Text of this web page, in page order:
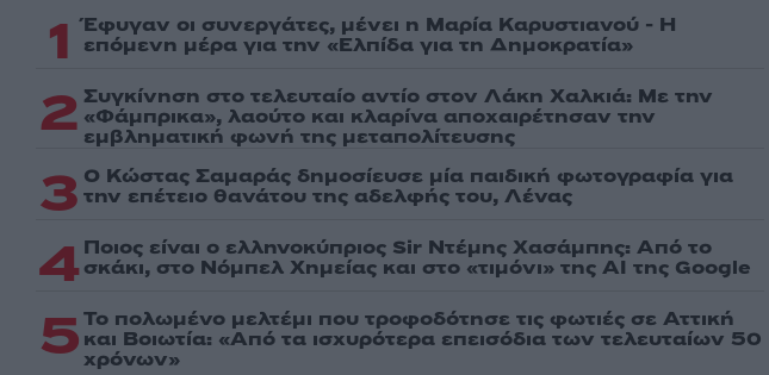
1 Έφυγαν οι συνεργάτες, μένει η Μαρία Καρυστιανού - Η
επόμενη μέρα για την «Ελπίδα για τη Δημοκρατία»
2 Συγκίνηση στο τελευταίο αντίο στον Λάκη Χαλκιά: Με την
«Φάμπρικα», λαούτο και κλαρίνα αποχαιρέτησαν την
εμβληματική φωνή της μεταπολίτευσης
3 Ο Κώστας Σαμαράς δημοσίευσε μία παιδική φωτογραφία για
την επέτειο θανάτου της αδελφής του, Λένας
4 Ποιος είναι ο ελληνοκύπριος Sir Ντέμης Χασάμπης: Από το
σκάκι, στο Νόμπελ Χημείας και στο «τιμόνι» της AI της Google
5Το πολωμένο μελτέμι που τροφοδότησε τις φωτιές σε Αττική
και Βοιωτία: «Από τα ισχυρότερα επεισόδια των τελευταίων 50
χρόνων»